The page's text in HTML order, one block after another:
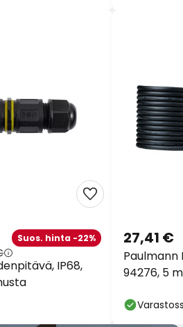
IP68,
Suos. hinta -22%
Paulmann
94276, 5
27,41 €